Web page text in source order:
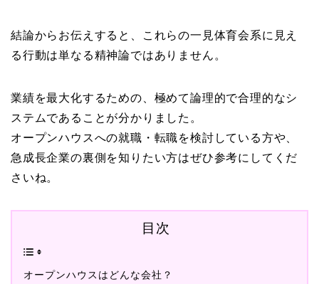
結論からお伝えすると、これらの一見体育会系に見え
る行動は単なる精神論ではありません。
業績を最大化するための、極めて論理的で合理的なシ
ステムであることが分かりました。
オープンハウスへの就職・転職を検討している方や、
急成長企業の裏側を知りたい方はぜひ参考にしてくだ
さいね。
目次
オープンハウスはどんな会社？